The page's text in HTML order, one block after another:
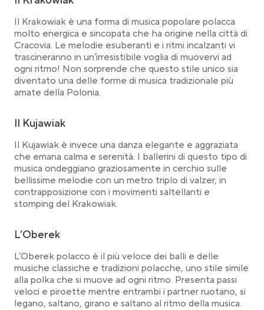
Il Krakowiak è una forma di musica popolare polacca
molto energica e sincopata che ha origine nella città di
Cracovia. Le melodie esuberanti e i ritmi incalzanti vi
trascineranno in un’irresistibile voglia di muovervi ad
ogni ritmo! Non sorprende che questo stile unico sia
diventato una delle forme di musica tradizionale più
amate della Polonia.
Il Kujawiak
Il Kujawiak è invece una danza elegante e aggraziata
che emana calma e serenità. I ballerini di questo tipo di
musica ondeggiano graziosamente in cerchio sulle
bellissime melodie con un metro triplo di valzer, in
contrapposizione con i movimenti saltellanti e
stomping del Krakowiak.
L’Oberek
L’Oberek polacco è il più veloce dei balli e delle
musiche classiche e tradizioni polacche, uno stile simile
alla polka che si muove ad ogni ritmo. Presenta passi
veloci e piroette mentre entrambi i partner ruotano, si
legano, saltano, girano e saltano al ritmo della musica.